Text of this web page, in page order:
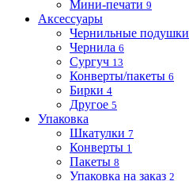
Мини-печати 9
Аксессуары
Чернильные подушки
Чернила 6
Сургуч 13
Конверты/пакеты 6
Бирки 4
Другое 5
Упаковка
Шкатулки 7
Конверты 1
Пакеты 8
Упаковка на заказ 2